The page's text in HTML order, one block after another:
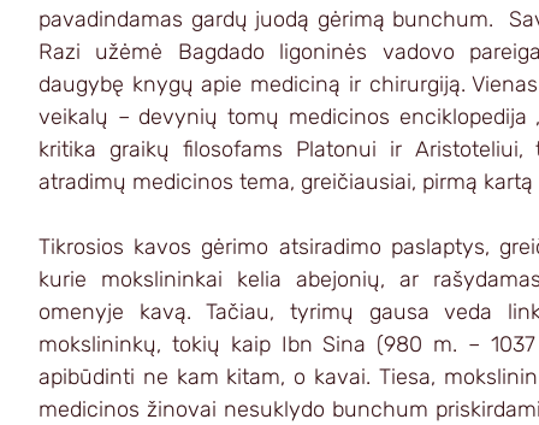
pavadindamas gardų juodą gėrimą bunchum.
Razi užėmė Bagdado ligoninės vadovo
daugybę knygų apie mediciną ir chirurgiją.
veikalų – devynių tomų medicinos enciklopedija
kritika graikų filosofams Platonui ir
atradimų medicinos tema, greičiausiai, pirmą
Tikrosios kavos gėrimo atsiradimo paslaptys,
kurie mokslininkai kelia abejonių, ar
omenyje kavą. Tačiau, tyrimų gausa veda
mokslininkų, tokių kaip Ibn Sina (980 m. –
apibūdinti ne kam kitam, o kavai. Tiesa,
medicinos žinovai nesuklydo bunchum